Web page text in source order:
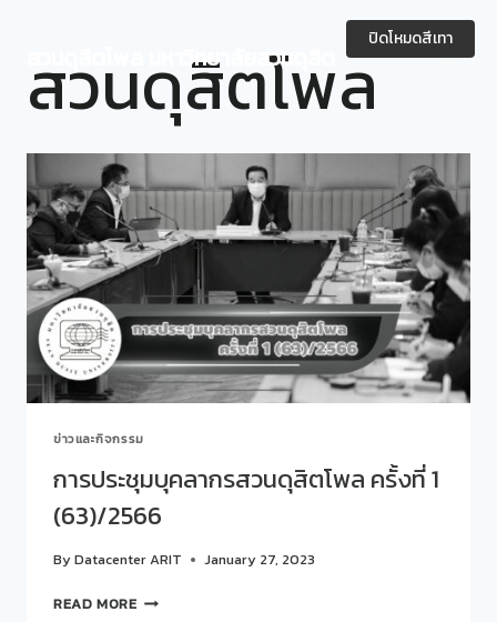
contentสวนดุสิตโพล มหาวิทยาลัยสวนดุสิต
สวนดุสิตโพล
ข่าวและกิจกรรม
การประชุมบุคลากรสวนดุสิตโพล ครั้งที่ 1
(63)/2566
ByDatacenter ARIT January 27, 2023
READ MOREการ
ปิดโหมดสีเทา